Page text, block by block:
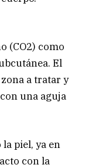
(CO2) como
El
a tratar y
una aguja
piel, ya en
con la